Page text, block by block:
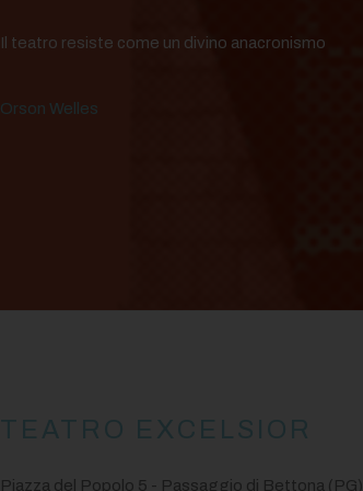
Il teatro resiste come un divino anacronismo
Orson Welles
TEATRO EXCELSIOR
Piazza del Popolo 5 - Passaggio di Bettona (PG)